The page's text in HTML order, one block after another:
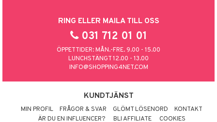
RING ELLER MAILA TILL OSS
031 712 01 01
ÖPPETTIDER: MÅN.-FRE. 9.00 - 15.00
LUNCHSTÄNGT 12.00 - 13.00
INFO@SHOPPING4NET.COM
KUNDTJÄNST
MIN PROFIL FRÅGOR & SVAR GLÖMT LÖSENORD
KONTAKT
ÄR DU EN INFLUENCER?
BLI AFFILIATE COOKIES